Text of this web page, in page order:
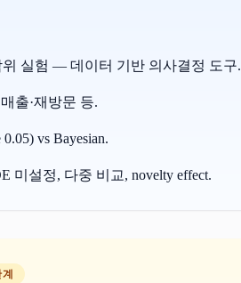
실험 — 데이터 기반 의사결정 도구.
출·재방문 등.
vs Bayesian.
미설정, 다중 비교, novelty effect.